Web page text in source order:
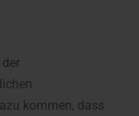
kommen, dass